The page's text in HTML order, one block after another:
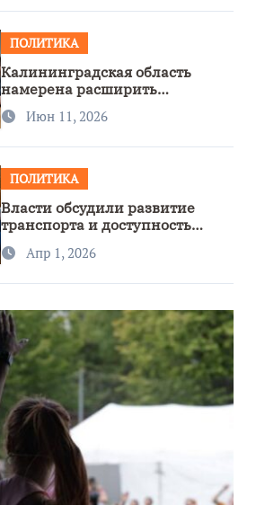
ПОЛИТИКА
Калининградская область
намерена расширить
сотрудничество с Узбекистаном
Июн 11, 2026
ПОЛИТИКА
Власти обсудили развитие
транспорта и доступность
региона
Апр 1, 2026